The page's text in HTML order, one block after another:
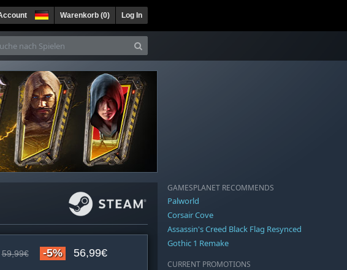
Warenkorb (0) Log In
59,99€ -5% 56,99€
GAMESPLANET RECOMMENDS
Palworld
Corsair Cove
Assassin's Creed Black Flag Resynced
Gothic 1 Remake
CURRENT PROMOTIONS